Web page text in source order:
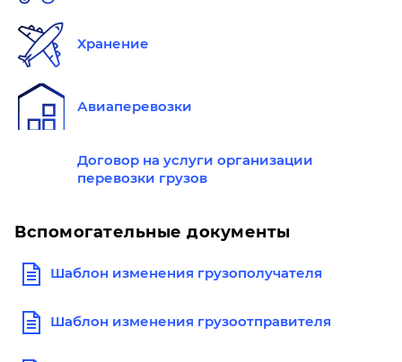
Хранение
Авиаперевозки
Договор на услуги организации
перевозки грузов
Вспомогательные документы
Шаблон изменения грузополучателя
Шаблон изменения грузоотправителя